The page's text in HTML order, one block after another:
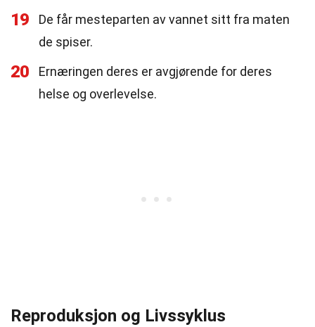
19
De får mesteparten av vannet sitt fra maten
de spiser.
20
Ernæringen deres er avgjørende for deres
helse og overlevelse.
Reproduksjon og Livssyklus